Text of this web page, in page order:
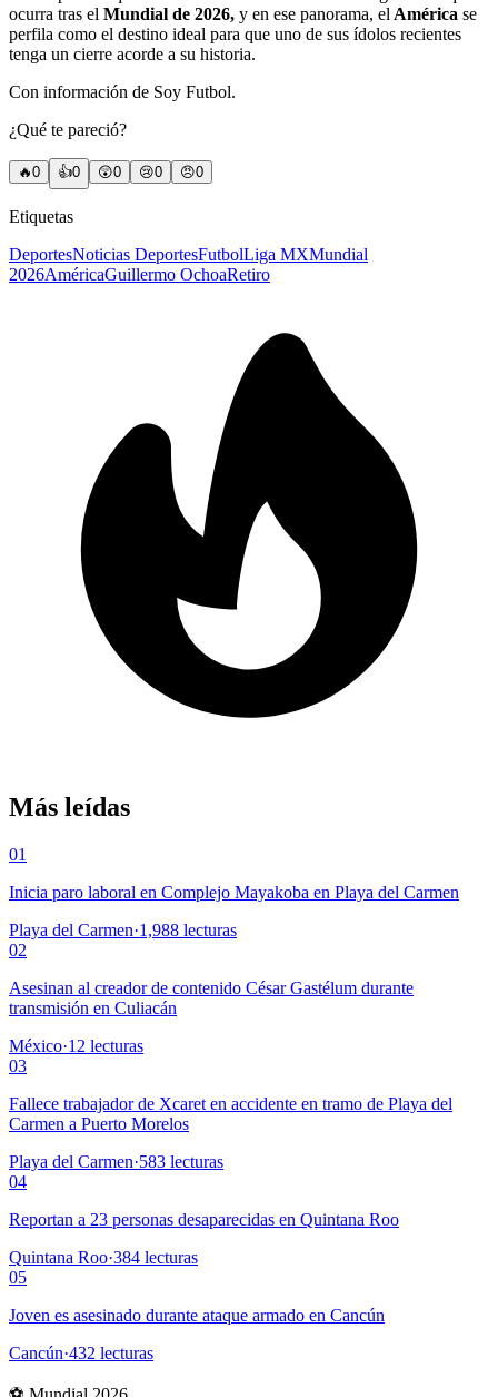
ocurra tras el Mundial de 2026, y en ese panorama, el América se
perfila como el destino ideal para que uno de sus ídolos recientes
tenga un cierre acorde a su historia.
Con información de Soy Futbol.
¿Qué te pareció?
🔥0 👍0 😲0 😢0 😠0
Etiquetas
DeportesNoticias DeportesFutbolLiga MXMundial
2026AméricaGuillermo OchoaRetiro
Más leídas
01
Inicia paro laboral en Complejo Mayakoba en Playa del Carmen
Playa del Carmen·1,988 lecturas
02
Asesinan al creador de contenido César Gastélum durante
transmisión en Culiacán
México·12 lecturas
03
Fallece trabajador de Xcaret en accidente en tramo de Playa del
Carmen a Puerto Morelos
Playa del Carmen·583 lecturas
04
Reportan a 23 personas desaparecidas en Quintana Roo
Quintana Roo·384 lecturas
05
Joven es asesinado durante ataque armado en Cancún
Cancún·432 lecturas